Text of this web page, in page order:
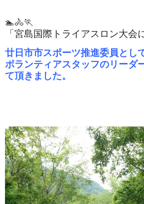
🏊🚴🏃
「宮島国際トライアスロン大会
廿日市市スポーツ推進委員として
ボランティアスタッフのリーダ
て頂きました。